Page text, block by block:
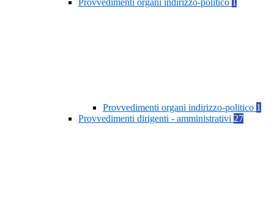
Provvedimenti organi indirizzo-politico 1
Provvedimenti organi indirizzo-politico 1
Provvedimenti dirigenti - amministrativi 27